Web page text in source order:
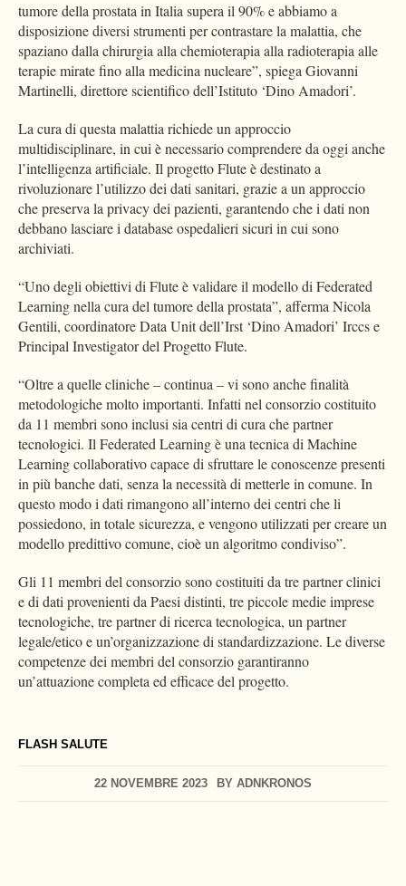
FLASH SALUTE
22 NOVEMBRE 2023 BY ADNKRONOS
tumore della prostata in Italia supera il 90% e abbiamo a
disposizione diversi strumenti per contrastare la malattia, che
spaziano dalla chirurgia alla chemioterapia alla radioterapia alle
terapie mirate fino alla medicina nucleare”, spiega Giovanni
Martinelli, direttore scientifico dell’Istituto ‘Dino Amadori’.
La cura di questa malattia richiede un approccio
multidisciplinare, in cui è necessario comprendere da oggi anche
l’intelligenza artificiale. Il progetto Flute è destinato a
rivoluzionare l’utilizzo dei dati sanitari, grazie a un approccio
che preserva la privacy dei pazienti, garantendo che i dati non
debbano lasciare i database ospedalieri sicuri in cui sono
archiviati.
“Uno degli obiettivi di Flute è validare il modello di Federated
Learning nella cura del tumore della prostata”, afferma Nicola
Gentili, coordinatore Data Unit dell’Irst ‘Dino Amadori’ Irccs e
Principal Investigator del Progetto Flute.
“Oltre a quelle cliniche – continua – vi sono anche finalità
metodologiche molto importanti. Infatti nel consorzio costituito
da 11 membri sono inclusi sia centri di cura che partner
tecnologici. Il Federated Learning è una tecnica di Machine
Learning collaborativo capace di sfruttare le conoscenze presenti
in più banche dati, senza la necessità di metterle in comune. In
questo modo i dati rimangono all’interno dei centri che li
possiedono, in totale sicurezza, e vengono utilizzati per creare un
modello predittivo comune, cioè un algoritmo condiviso”.
Gli 11 membri del consorzio sono costituiti da tre partner clinici
e di dati provenienti da Paesi distinti, tre piccole medie imprese
tecnologiche, tre partner di ricerca tecnologica, un partner
legale/etico e un’organizzazione di standardizzazione. Le diverse
competenze dei membri del consorzio garantiranno
un’attuazione completa ed efficace del progetto.